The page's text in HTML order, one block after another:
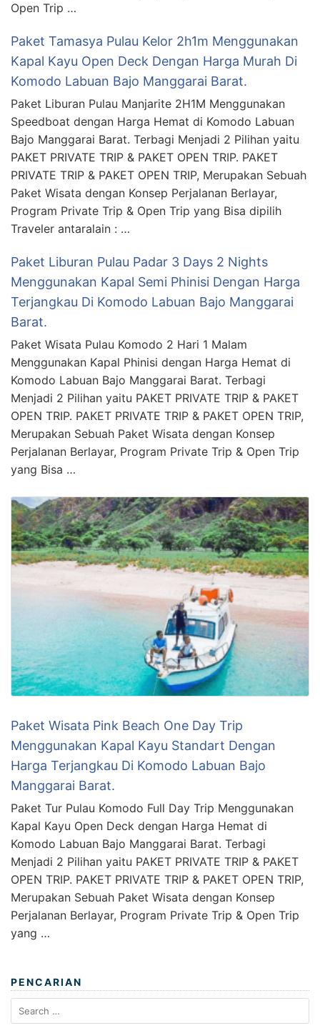
Open Trip …
Paket Tamasya Pulau Kelor 2h1m Menggunakan
Kapal Kayu Open Deck Dengan Harga Murah Di
Komodo Labuan Bajo Manggarai Barat.
Paket Liburan Pulau Manjarite 2H1M Menggunakan
Speedboat dengan Harga Hemat di Komodo Labuan
Bajo Manggarai Barat. Terbagi Menjadi 2 Pilihan yaitu
PAKET PRIVATE TRIP & PAKET OPEN TRIP. PAKET
PRIVATE TRIP & PAKET OPEN TRIP, Merupakan Sebuah
Paket Wisata dengan Konsep Perjalanan Berlayar,
Program Private Trip & Open Trip yang Bisa dipilih
Traveler antaralain : …
Paket Liburan Pulau Padar 3 Days 2 Nights
Menggunakan Kapal Semi Phinisi Dengan Harga
Terjangkau Di Komodo Labuan Bajo Manggarai
Barat.
Paket Wisata Pulau Komodo 2 Hari 1 Malam
Menggunakan Kapal Phinisi dengan Harga Hemat di
Komodo Labuan Bajo Manggarai Barat. Terbagi
Menjadi 2 Pilihan yaitu PAKET PRIVATE TRIP & PAKET
OPEN TRIP. PAKET PRIVATE TRIP & PAKET OPEN TRIP,
Merupakan Sebuah Paket Wisata dengan Konsep
Perjalanan Berlayar, Program Private Trip & Open Trip
yang Bisa …
Paket Wisata Pink Beach One Day Trip
Menggunakan Kapal Kayu Standart Dengan
Harga Terjangkau Di Komodo Labuan Bajo
Manggarai Barat.
Paket Tur Pulau Komodo Full Day Trip Menggunakan
Kapal Kayu Open Deck dengan Harga Hemat di
Komodo Labuan Bajo Manggarai Barat. Terbagi
Menjadi 2 Pilihan yaitu PAKET PRIVATE TRIP & PAKET
OPEN TRIP. PAKET PRIVATE TRIP & PAKET OPEN TRIP,
Merupakan Sebuah Paket Wisata dengan Konsep
Perjalanan Berlayar, Program Private Trip & Open Trip
yang …
PENCARIAN
Search
for: